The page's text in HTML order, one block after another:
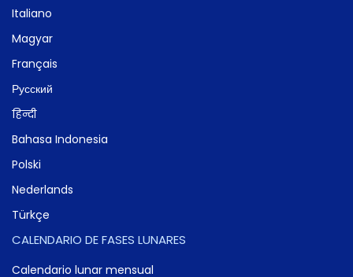
Italiano
Magyar
Français
Русский
हिन्दी
Bahasa Indonesia
Polski
Nederlands
Türkçe
CALENDARIO DE FASES LUNARES
Calendario lunar mensual